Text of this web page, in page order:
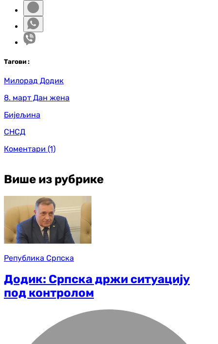
Тагови :
Милорад Додик
8. март Дан жена
Бијељина
СНСД
Коментари (1)
Више из рубрике
Република Српска
Додик: Српска држи ситуацију
под контролом